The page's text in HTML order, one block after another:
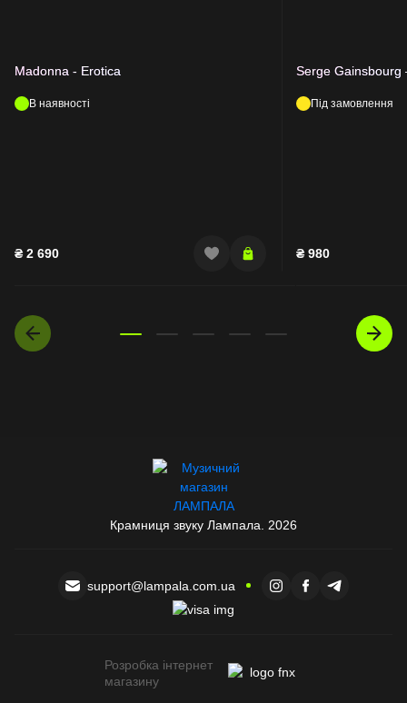
Madonna - Erotica
В наявності
₴ 2 690
Serge Gainsbourg
Під замовлення
₴ 980
Крамниця звуку Лампала. 2026
support@lampala.com.ua
Розробка інтернет
магазину